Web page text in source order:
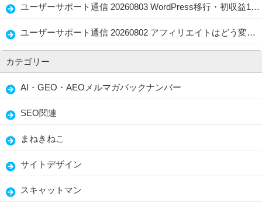
ユーザーサポート通信 20260803 WordPress移行・初収益1万円・問い合わせ導線を見直すブログ改善術
ユーザーサポート通信 20260802 アフィリエイトはどう変わる？WordPress・AI Writer・経験者の強み
カテゴリー
AI・GEO・AEOメルマガバックナンバー
SEO関連
まねきねこ
サイトデザイン
スキャットマン